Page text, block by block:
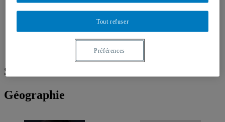
Arts, communication et culture
Sciences naturelles
Sciences humaines
Sciences de la gestion, science politique et droit
Études autochtones
Sciences humaines
Géographie
Tout refuser
Préférences